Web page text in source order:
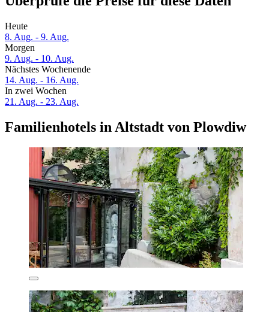
Heute
8. Aug. - 9. Aug.
Morgen
9. Aug. - 10. Aug.
Nächstes Wochenende
14. Aug. - 16. Aug.
In zwei Wochen
21. Aug. - 23. Aug.
Familienhotels in Altstadt von Plowdiw